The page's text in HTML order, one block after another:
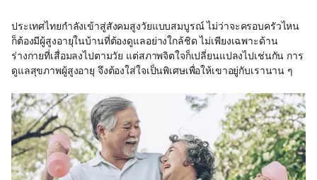
ประเทศไทยกำลังเข้าสู่สังคมสูงวัยแบบสมบูรณ์ ไม่ว่าจะครอบครัวไหน
ก็ต้องมีผู้สูงอายุในบ้านที่ต้องดูแลอย่างใกล้ชิด ไม่เพียงเฉพาะด้าน
ร่างกายที่เสื่อมลงไปตามวัย แต่สภาพจิตใจก็เปลี่ยนแปลงไปเช่นกัน การ
ดูแลสุขภาพผู้สูงอายุ จึงต้องใส่ใจเป็นพิเศษเพื่อให้เขาอยู่กับเรานาน ๆ